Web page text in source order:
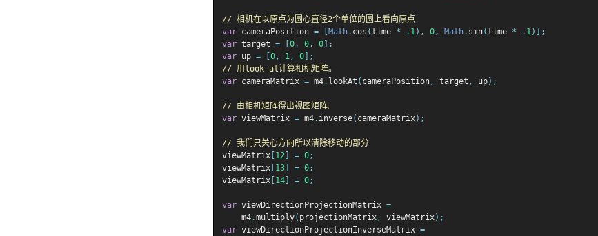
// 相机在以原点为圆心直径2个单位的圆上看向原点
var cameraPosition = [Math. cos (time * . 1 ), 0 , Math. sin(time * . 1 )];
var target = [0 , 0 , 0];
var up = [0 , 1 , 0];
// 用look at计算相机矩阵。
var cameraMatrix = m4. lookAt ( cameraPosition , target , up);
// 由相机矩阵得出视图矩阵。
var viewMatrix = m4. inverse( cameraMatrix);
// 我们只关心方向所以清除移动的部分
viewMatrix [12 ] = 0;
viewMatrix [13] = 0;
viewMatrix [14] = 0;
var viewDirectionProjectionMatrix =
    m4
.multiply( projectionMatrix , viewMatrix);
var viewDirectionProjectionInverseMatrix =